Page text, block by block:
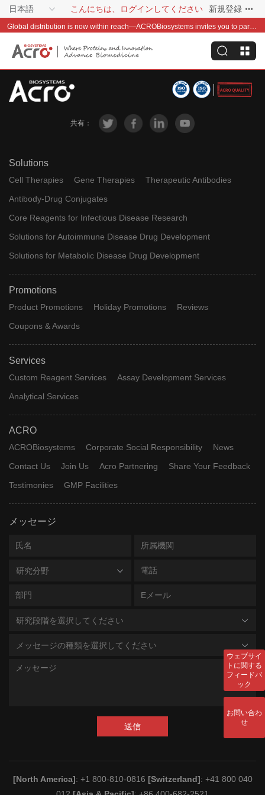
日本語 こんにちは、ログインしてください 新規登録
Global distribution is now within reach—ACROBiosystems invites you to partner with us~
共有：
Solutions
Cell Therapies Gene Therapies
Therapeutic Antibodies
Antibody-Drug Conjugates
Core Reagents for Infectious Disease Research
Solutions for Autoimmune Disease Drug Development
Solutions for Metabolic Disease Drug Development
Promotions
Product Promotions Holiday Promotions
Reviews
Coupons & Awards
Services
Custom Reagent Services
Assay Development Services
Analytical Services
ACRO
ACROBiosystems Corporate Social Responsibility
News
Contact Us
Join Us Acro Partnering
Share Your Feedback
Testimonies
GMP Facilities
メッセージ
研究分野
研究段階を選択してください
メッセージの種類を選択してください
送信
[North America]: +1 800-810-0816 [Switzerland]: +41 800 040
ウェブサイ
トに関する
フィードバ
ック
お問い合わ
せ